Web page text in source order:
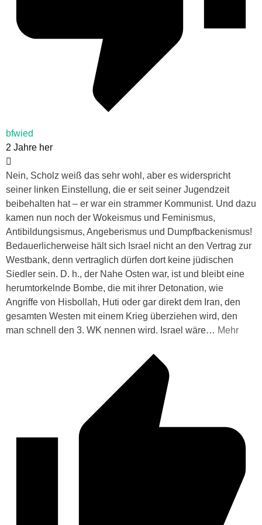
bfwied
2 Jahre her
Nein, Scholz weiß das sehr wohl, aber es widerspricht
seiner linken Einstellung, die er seit seiner Jugendzeit
beibehalten hat – er war ein strammer Kommunist. Und dazu
kamen nun noch der Wokeismus und Feminismus,
Antibildungsismus, Angeberismus und Dumpfbackenismus!
Bedauerlicherweise hält sich Israel nicht an den Vertrag zur
Westbank, denn vertraglich dürfen dort keine jüdischen
Siedler sein. D. h., der Nahe Osten war, ist und bleibt eine
herumtorkelnde Bombe, die mit ihrer Detonation, wie
Angriffe von Hisbollah, Huti oder gar direkt dem Iran, den
gesamten Westen mit einem Krieg überziehen wird, den
man schnell den 3. WK nennen wird. Israel wäre… Mehr